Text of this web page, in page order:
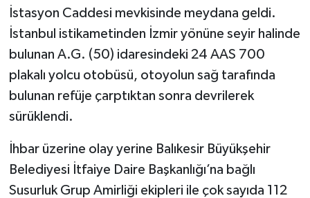
İstasyon Caddesi mevkisinde meydana geldi.
İstanbul istikametinden İzmir yönüne seyir halinde
bulunan A.G. (50) idaresindeki 24 AAS 700
plakalı yolcu otobüsü, otoyolun sağ tarafında
bulunan refüje çarptıktan sonra devrilerek
sürüklendi.
İhbar üzerine olay yerine Balıkesir Büyükşehir
Belediyesi İtfaiye Daire Başkanlığı’na bağlı
Susurluk Grup Amirliği ekipleri ile çok sayıda 112
MAGAZİN